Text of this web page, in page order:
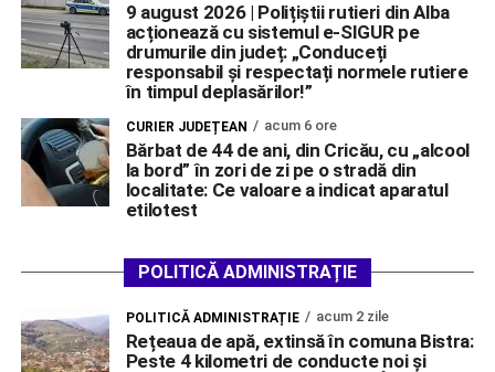
9 august 2026 | Polițiștii rutieri din Alba
acționează cu sistemul e-SIGUR pe
drumurile din județ: „Conduceți
responsabil și respectați normele rutiere
în timpul deplasărilor!”
CURIER JUDEȚEAN acum 6 ore
Bărbat de 44 de ani, din Cricău, cu „alcool
la bord” în zori de zi pe o stradă din
localitate: Ce valoare a indicat aparatul
etilotest
POLITICĂ ADMINISTRAȚIE
POLITICĂ ADMINISTRAȚIE acum 2 zile
Rețeaua de apă, extinsă în comuna Bistra:
Peste 4 kilometri de conducte noi și